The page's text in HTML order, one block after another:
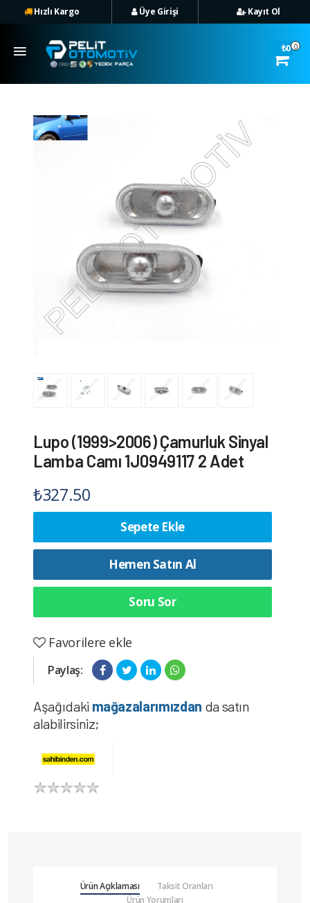
Hızlı Kargo Üye Girişi Kayıt Ol
0
₺0
Lupo (1999>2006) Çamurluk Sinyal
Lamba Camı 1J0949117 2 Adet
₺327.50
Sepete Ekle
Hemen Satın Al
Soru Sor
Favorilere ekle
Paylaş:
Aşağıdaki mağazalarımızdan da satın
alabilirsiniz;
Ürün Açıklaması
Taksit Oranları
Ürün Yorumları